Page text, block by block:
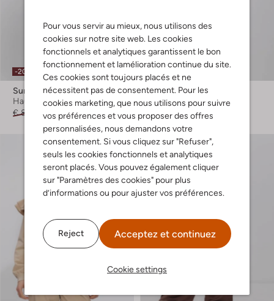
Pour vous servir au mieux, nous utilisons des
cookies sur notre site web. Les cookies
fonctionnels et analytiques garantissent le bon
fonctionnement et lamélioration continue du site.
Ces cookies sont toujours placés et ne
nécessitent pas de consentement. Pour les
cookies marketing, que nous utilisons pour suivre
vos préférences et vous proposer des offres
personnalisées, nous demandons votre
consentement. Si vous cliquez sur "Refuser",
seuls les cookies fonctionnels et analytiques
seront placés. Vous pouvez également cliquer
sur "Paramètres des cookies" pour plus
d’informations ou pour ajuster vos préférences.
Reject Acceptez et continuez
Cookie settings
-20%
Summum
Haut
€ 89,99
€ 71,99
Summum
Blouse
€ 99,99 € 79,99